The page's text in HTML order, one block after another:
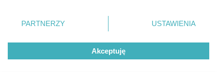
Żaden utwór zamieszczony w serwisie nie może być powielany i
zmienić/wycofać klikając przycisk ustawień prywatności
znajdujący się w lewym dolnym rogu strony
rodzaje przetwarzania danych nie wymagają zgody
użytkownika, ale masz prawo sprzeciwić się takiemu
przetwarzaniu. Preferencje będą miały zastosowanie tylko
PARTNERZY USTAWIENIA
Akceptuję